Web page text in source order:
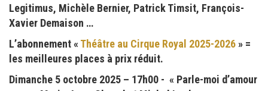
Legitimus, Michèle Bernier, Patrick Timsit, François-
Xavier Demaison …
L’abonnement « Théâtre au Cirque Royal 2025-2026 » =
les meilleures places à prix réduit.
Dimanche 5 octobre 2025 – 17h00 - « Parle-moi d’amour